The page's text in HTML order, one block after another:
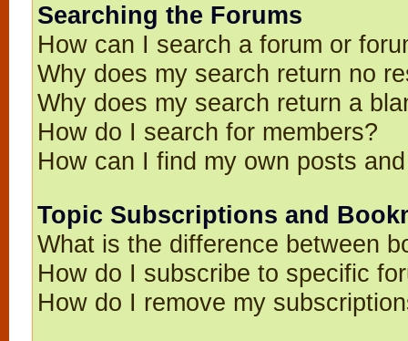
Searching the Forums
How can I search a forum or
Why does my search return no
Why does my search return a
How do I search for members?
How can I find my own posts
Topic Subscriptions and
What is the difference between
How do I subscribe to specific
How do I remove my